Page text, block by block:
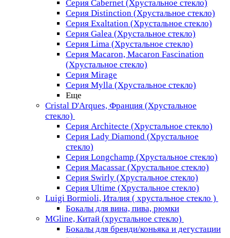
Серия Cabernet (Хрустальное стекло)
Серия Distinction (Хрустальное стекло)
Серия Exaltation (Хрустальное стекло)
Серия Galea (Хрустальное стекло)
Серия Lima (Хрустальное стекло)
Серия Macaron, Macaron Fascination
(Хрустальное стекло)
Серия Mirage
Серия Mylla (Хрустальное стекло)
Еще
Cristal D'Arques, Франция (Хрустальное
стекло)
Серия Architecte (Хрустальное стекло)
Серия Lady Diamond (Хрустальное
стекло)
Серия Longchamp (Хрустальное стекло)
Серия Macassar (Хрустальное стекло)
Серия Swirly (Хрустальное стекло)
Серия Ultime (Хрустальное стекло)
Luigi Bormioli, Италия ( хрустальное стекло )
Бокалы для вина, пива, рюмки
MGline, Китай (хрустальное стекло)
Бокалы для бренди/коньяка и дегустации